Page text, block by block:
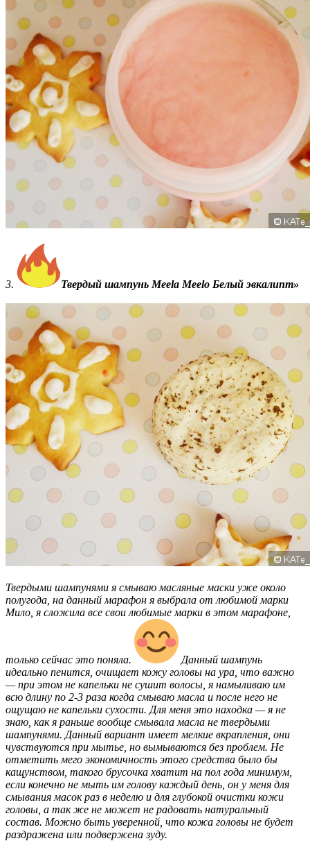
3. Твердый шампунь Meela Meelo Белый эвкалипт»
Твердыми шампунями я смываю масляные маски уже около
полугода, на данный марафон я выбрала от любимой марки
Мило, я сложила все свои любимые марки в этом марафоне,
только сейчас это поняла.
Данный шампунь
идеально пенится, очищает кожу головы на ура, что важно
— при этом не капельки не сушит волосы, я намыливаю им
всю длину по 2-3 раза когда смываю масла и после него не
ощущаю не капельки сухости. Для меня это находка — я не
знаю, как я раньше вообще смывала масла не твердыми
шампунями. Данный вариант имеет мелкие вкрапления, они
чувствуются при мытье, но вымываются без проблем. Не
отметить мего экономичность этого средства было бы
кащунством, такого брусочка хватит на пол года минимум,
если конечно не мыть им голову каждый день, он у меня для
смывания масок раз в неделю и для глубокой очистки кожи
головы, а так же не может не радовать натуральный
состав. Можно быть уверенной, что кожа головы не будет
раздражена или подвержена зуду.